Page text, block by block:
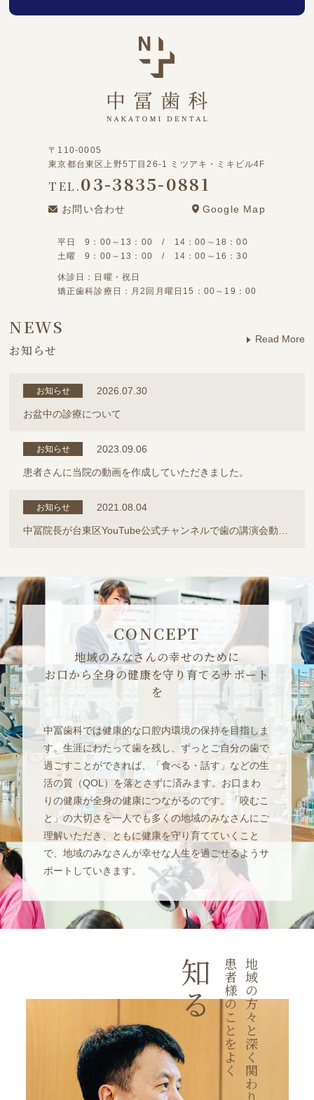
〒110-0005
東京都台東区上野5丁目26-1 ミツアキ・ミキビル4F
TEL.03-3835-0881
お問い合わせ Google Map
平日 9：00～13：00 / 14：00～18：00
土曜 9：00～13：00 / 14：00～16：30
休診日：日曜・祝日
矯正歯科診療日：月2回月曜日15：00～19：00
NEWS
お知らせ
Read More
お知らせ 2026.07.30
お盆中の診療について
お知らせ 2023.09.06
患者さんに当院の動画を作成していただきました。
お知らせ 2021.08.04
CONCEPT
地域のみなさんの幸せのために
お口から全身の健康を守り育てるサポート
を
中冨歯科では健康的な口腔内環境の保持を目指しま
す。生涯にわたって歯を残し、ずっとご自分の歯で
過ごすことができれば、「食べる・話す」などの生
活の質（QOL）を落とさずに済みます。お口まわ
りの健康が全身の健康につながるのです。「咬むこ
と」の大切さを一人でも多くの地域のみなさんにご
理解いただき、ともに健康を守り育てていくこと
で、地域のみなさんが幸せな人生を過ごせるようサ
ポートしていきます。
知
る
患
者
様
の
こ
と
を
よ
く
地
域
の
方
々
と
深
く
関
わ